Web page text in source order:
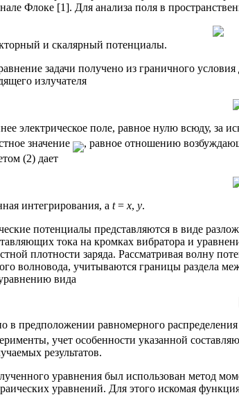
Флоке [1]. Для анализа поля в
и скалярный потенциалы.
задачи получено из граничного
излучателя
электрическое поле, равное нулю всюду, за
значение
, равное отношению
(2) дает
интегрирования, a t= x, y.
потенциалы представляются в виде
тока на кромках вибратора и
плотности заряда. Рассматривая волну
волновода, учитываются границы раздела
вида
в предположении равномерного
учет особенности указанной
результатов.
уравнения был использован метод
уравнений. Для этого искомая